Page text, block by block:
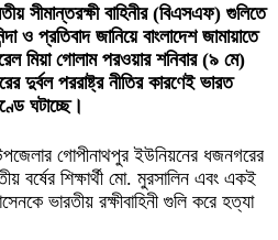
সীমান্তরক্ষী বাহিনীর (বিএসএফ) গুলিতে
ও প্রতিবাদ জানিয়ে বাংলাদেশ জামায়াতে
মিয়া গোলাম পরওয়ার শনিবার (৯ মে)
দুর্বল পররাষ্ট্র নীতির কারণেই ভারত
ঘটাচ্ছে।
গোপীনাথপুর ইউনিয়নের ধজনগরের
বর্ষের শিক্ষার্থী মো. মুরসালিন এবং একই
ভারতীয় রক্ষীবাহিনী গুলি করে হত্যা